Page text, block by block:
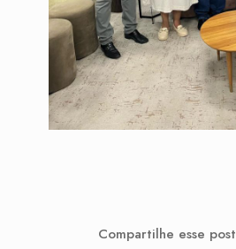
Compartilhe esse post